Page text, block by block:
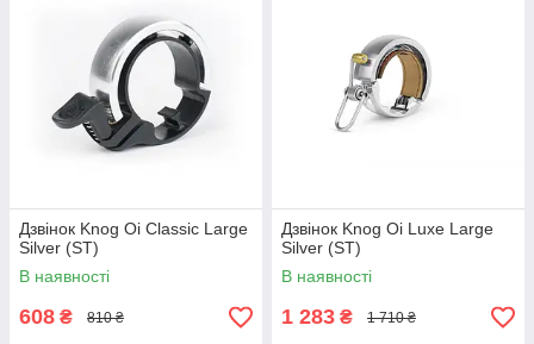
Дзвінок Knog Oi Classic Large
Silver (ST)
В наявності
608 ₴ 810 ₴
Дзвінок Knog Oi Luxe Large
Silver (ST)
В наявності
1 283 ₴ 1 710 ₴